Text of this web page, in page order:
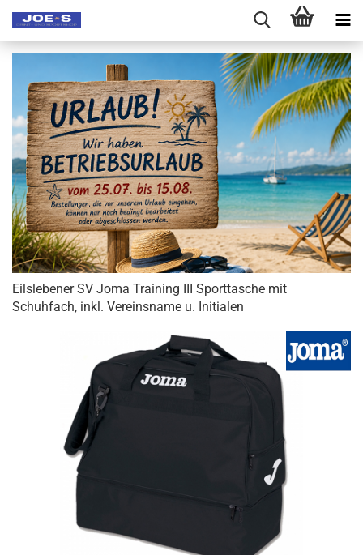
Eilslebener SV Joma Training III Sporttasche mit
Schuhfach, inkl. Vereinsname u. Initialen